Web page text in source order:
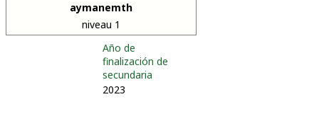
aymanemth
niveau 1
Año de
finalización de
secundaria
2023